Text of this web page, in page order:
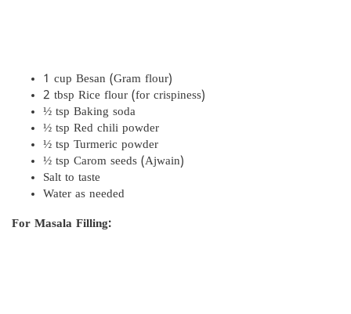
1 cup Besan (Gram flour)
2 tbsp Rice flour (for crispiness)
½ tsp Baking soda
½ tsp Red chili powder
½ tsp Turmeric powder
½ tsp Carom seeds (Ajwain)
Salt to taste
Water as needed
For Masala Filling: